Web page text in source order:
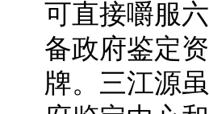
可直接嚼服
备政府鉴定
牌。三江源